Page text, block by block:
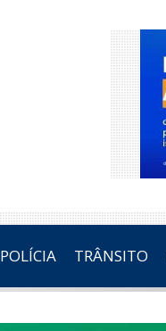
POLÍCIA TRÂNSITO